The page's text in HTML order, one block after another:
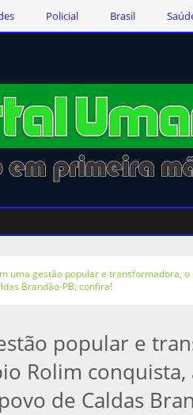
Policial Brasil
uma gestão popular e transformadora,
Brandão-PB; confira!
popular e
Rolim conquista,
de Caldas